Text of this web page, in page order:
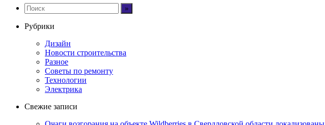
Рубрики
Дизайн
Новости строительства
Разное
Советы по ремонту
Технологии
Электрика
Свежие записи